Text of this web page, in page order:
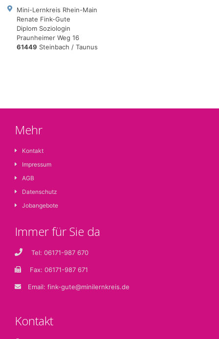
Mini-Lernkreis Rhein-Main
Renate Fink-Gute
Diplom Soziologin
Praunheimer Weg 16
61449 Steinbach / Taunus
Mehr
Kontakt
Impressum
AGB
Datenschutz
Jobangebote
Immer für Sie da
Tel: 06171-987 670
Fax: 06171-987 671
Email: fink-gute@minilernkreis.de
Kontakt